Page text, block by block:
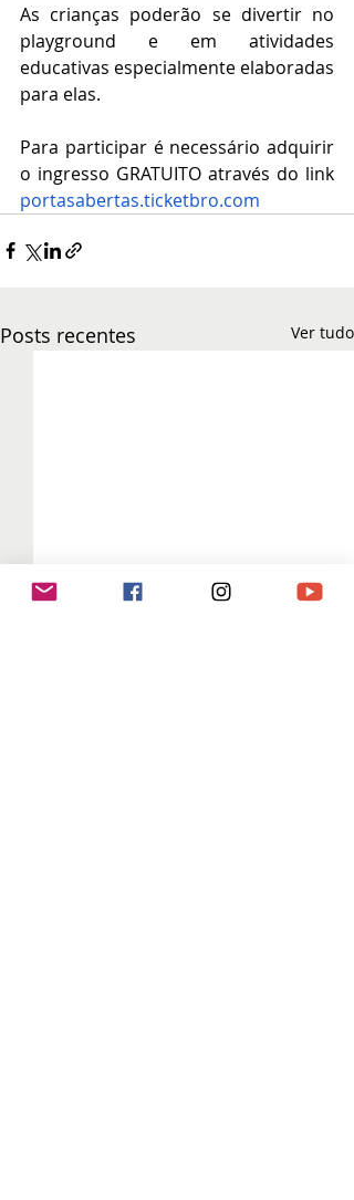
As crianças poderão se divertir no
playground e em atividades
educativas especialmente elaboradas
para elas.
Para participar é necessário adquirir
portasabertas.ticketbro.com
Posts recentes Ver tudo